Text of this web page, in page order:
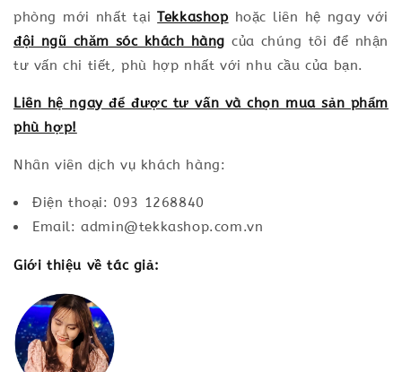
phòng mới nhất tạiTekkashophoặc liên hệ ngay với
đội ngũ chăm sóc khách hàng của chúng tôi để nhận
tư vấn chi tiết, phù hợp nhất với nhu cầu của bạn.
Liên hệ ngay để được tư vấn và chọn mua sản phẩm
phù hợp!
Nhân viên dịch vụ khách hàng:
Điện thoại: 093 1268840
Email: admin@tekkashop.com.vn
Giới thiệu về tác giả: